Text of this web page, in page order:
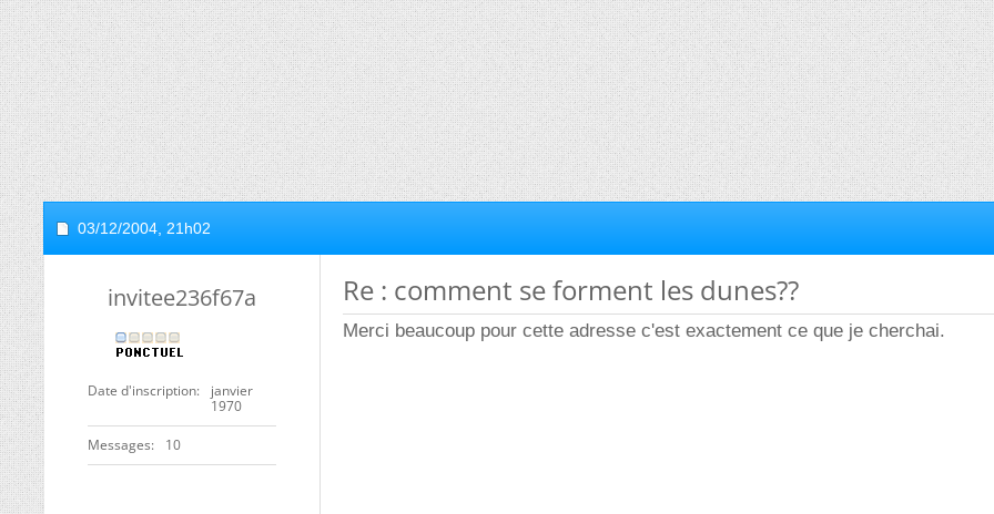
03/12/2004, 21h02
invitee236f67a
Date d'inscription
janvier
1970
Messages 10
Re : comment se forment les dunes??
Merci beaucoup pour cette adresse c'est exactement ce que je cherchai.